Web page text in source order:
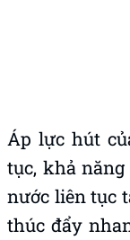
Áp lực hút
tục, khả
nước liên tục
thúc đẩy